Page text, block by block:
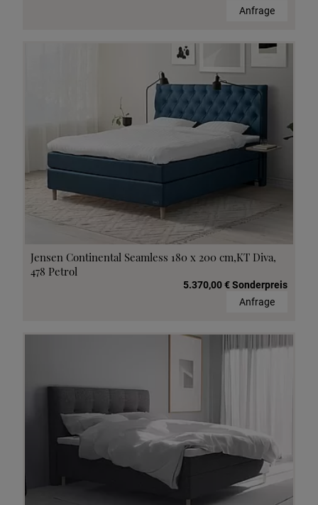
Anfrage
Jensen Continental Seamless 180 x 200 cm,KT Diva,
478 Petrol
5.370,00 € Sonderpreis
Anfrage